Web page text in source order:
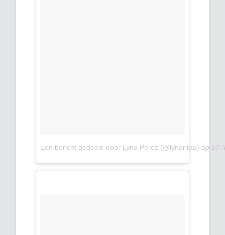
Een bericht gedeeld door Lyna Perez (@lynaritaa) op 10